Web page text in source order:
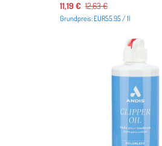
11,19 € 12,63 €
Grundpreis: EUR55.95 / 1l